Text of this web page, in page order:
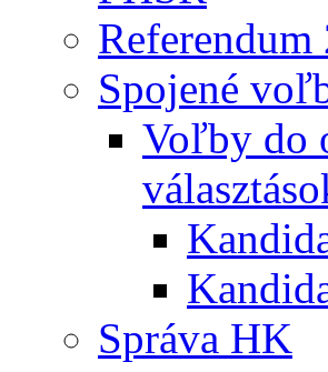
Referendum
Spojené
Voľby do
Správa HK